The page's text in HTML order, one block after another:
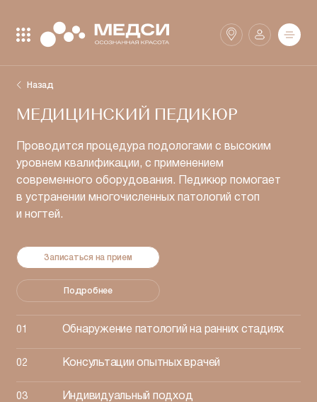
Аптеки
Закрыть поиск
Найти
Назад
МЕДИЦИНСКИЙ ПЕДИКЮР
Проводится процедура подологами с высоким
уровнем квалификации, с применением
современного оборудования. Педикюр помогает
в устранении многочисленных патологий стоп
и ногтей.
Записаться на прием
Подробнее
Обнаружение патологий на ранних стадиях
Консультации опытных врачей
Индивидуальный подход